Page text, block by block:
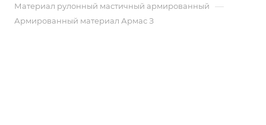
Материал рулонный мастичный армированный —
Армированный материал Армас З